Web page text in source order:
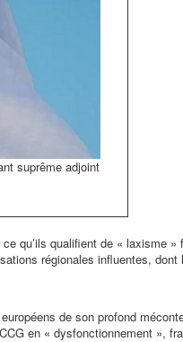
suprême adjoint
qu’ils qualifient de « laxisme »
régionales influentes, dont
de son profond
en « dysfonctionnement »,